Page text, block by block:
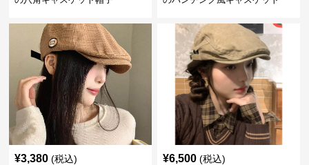
¥3,380 (税込) ¥6,500 (税込)